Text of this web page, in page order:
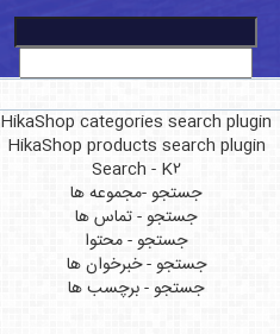
HikaShop categories search plugin
HikaShop products search plugin
Search - K2
جستجو -مجموعه ها
جستجو - تماس ها
جستجو - محتوا
جستجو - خبرخوان ها
جستجو - برچسب ها